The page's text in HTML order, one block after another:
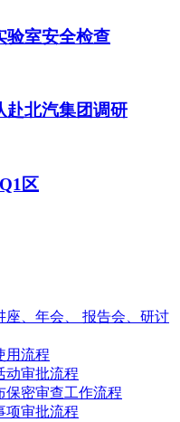
验室安全检查
赴北汽集团调研
区
、年会、 报告会、研讨
用流程
动审批流程
保密审查工作流程
项审批流程